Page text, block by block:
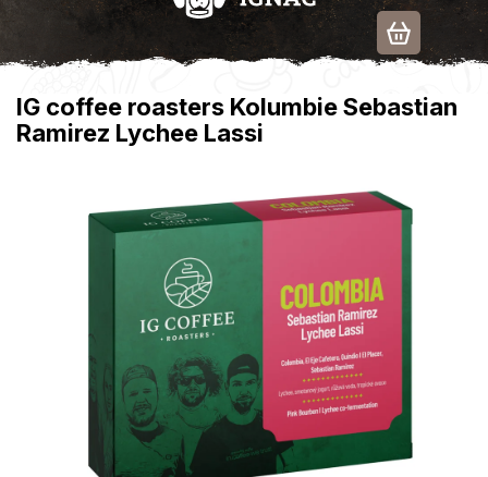
Přejít
IG coffee roasters Kolumbie Sebastian
Ramirez Lychee Lassi